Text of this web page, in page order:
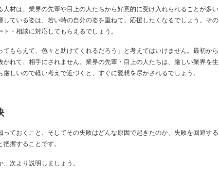
材は、業界の先輩や目上の人たちから好意的に受け入れられることが多い
ている姿は、若い時の自分の姿を重ねて、応援したくなるでしょう。その
・相談に対応してもらえるでしょう。
もらえて、色々と助けてくれるだろう」と考えてはいけません。最初から
れて、相手にされません。業界の先輩・目上の人たちは、厳しい業界を生
しいので軽い考えで近づくと、すぐに愛想を尽かされるでしょう。
ておくこと、そしてその失敗はどんな原因で起きたのか、失敗を回避する
握することです。
次より説明しましょう。